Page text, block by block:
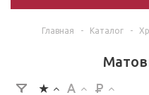
Главная - Каталог -